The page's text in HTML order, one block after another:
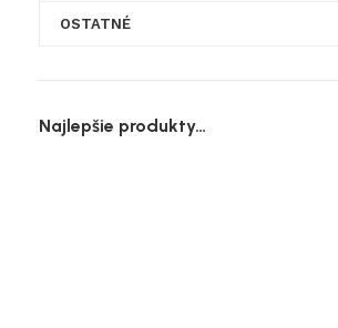
OSTATNÉ
Najlepšie produkty…